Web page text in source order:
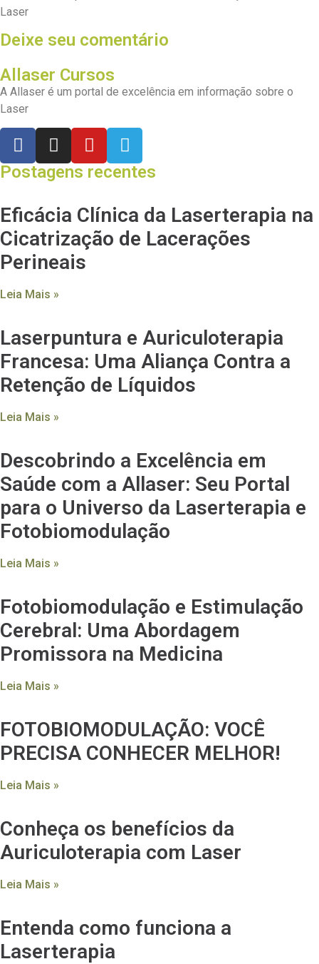
Laser
Deixe seu comentário
Allaser Cursos
A Allaser é um portal de excelência em informação sobre o
Laser
Postagens recentes
Eficácia Clínica da Laserterapia na
Cicatrização de Lacerações
Perineais
Leia Mais »
Laserpuntura e Auriculoterapia
Francesa: Uma Aliança Contra a
Retenção de Líquidos
Leia Mais »
Descobrindo a Excelência em
Saúde com a Allaser: Seu Portal
para o Universo da Laserterapia e
Fotobiomodulação
Leia Mais »
Fotobiomodulação e Estimulação
Cerebral: Uma Abordagem
Promissora na Medicina
Leia Mais »
FOTOBIOMODULAÇÃO: VOCÊ
PRECISA CONHECER MELHOR!
Leia Mais »
Conheça os benefícios da
Auriculoterapia com Laser
Leia Mais »
Entenda como funciona a
Laserterapia